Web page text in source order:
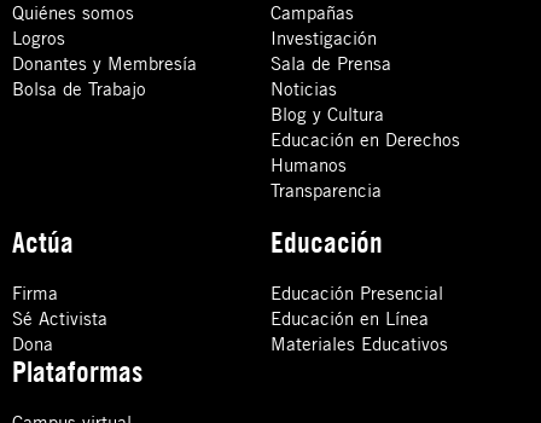
Quiénes somos
Logros
Donantes y Membresía
Bolsa de Trabajo
Campañas
Investigación
Sala de Prensa
Noticias
Blog y Cultura
Educación en Derechos
Humanos
Transparencia
Actúa
Firma
Sé Activista
Dona
Educación
Educación Presencial
Educación en Línea
Materiales Educativos
Plataformas